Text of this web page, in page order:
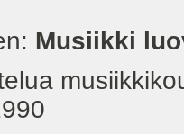
Musiikki